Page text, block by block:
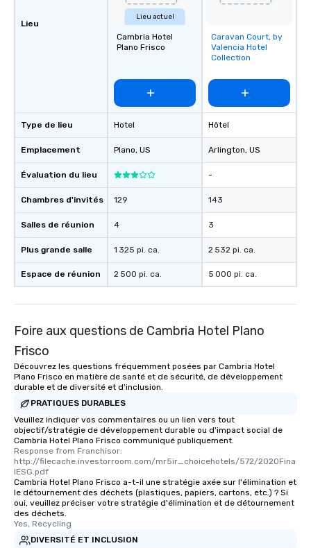
Lieu
Type de lieu
Emplacement
Évaluation du lieu
Chambres d'invités
Salles de réunion
Plus grande salle
Espace de réunion
Lieu actuel
Cambria Hotel
Plano Frisco
Hotel
Plano, US
129
4
1 325 pi. ca.
2 500 pi. ca.
Removed from
favorites
Caravan Court, by
Valencia Hotel
Collection
Hôtel
Arlington, US
-
143
3
2 532 pi. ca.
5 000 pi. ca.
Foire aux questions de Cambria Hotel Plano
Frisco
Découvrez les questions fréquemment posées par Cambria Hotel
Plano Frisco en matière de santé et de sécurité, de développement
durable et de diversité et d'inclusion.
PRATIQUES DURABLES
Veuillez indiquer vos commentaires ou un lien vers tout
objectif/stratégie de développement durable ou d'impact social de
Cambria Hotel Plano Frisco communiqué publiquement.
Response from Franchisor:
http://filecache.investorroom.com/mr5ir_choicehotels/572/2020Fina
lESG.pdf
Cambria Hotel Plano Frisco a-t-il une stratégie axée sur l'élimination et
le détournement des déchets (plastiques, papiers, cartons, etc.) ? Si
oui, veuillez préciser votre stratégie d'élimination et de détournement
des déchets.
Yes, Recycling
DIVERSITÉ ET INCLUSION